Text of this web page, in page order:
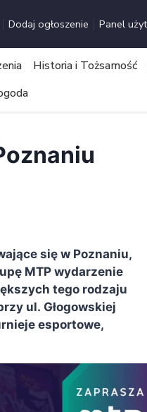
Dodaj ogłoszenie Panel
Historia i Tożsamość
się w Poznaniu,
MTP wydarzenie
tego rodzaju
ul. Głogowskiej
esportowe,